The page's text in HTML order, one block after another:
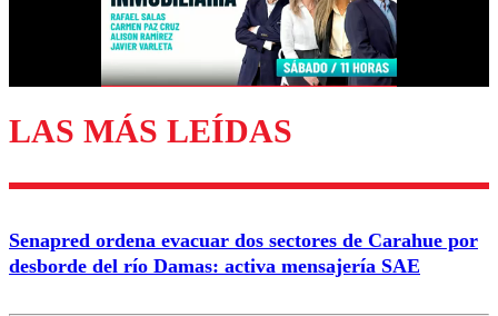
Enviar comentario
LAS MÁS LEÍDAS
Senapred ordena evacuar dos sectores de Carahue por
desborde del río Damas: activa mensajería SAE